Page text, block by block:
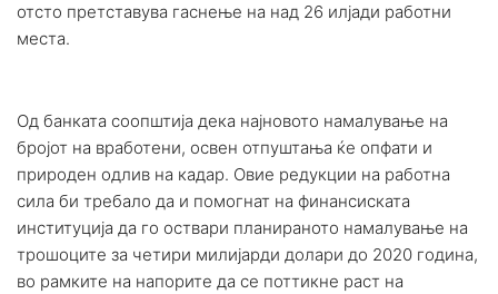
отсто претставува гаснење на над 26 илјади работни
места.
Од банката соопштија дека најновото намалување на
бројот на вработени, освен отпуштања ќе опфати и
природен одлив на кадар. Овие редукции на работна
сила би требало да и помогнат на финансиската
институција да го оствари планираното намалување на
трошоците за четири милијарди долари до 2020 година,
во рамките на напорите да се поттикне раст на